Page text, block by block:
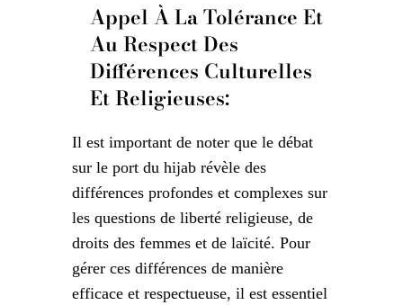
Appel À La Tolérance Et
Au Respect Des
Différences Culturelles
Et Religieuses:
Il est important de noter que le débat
sur le port du hijab révèle des
différences profondes et complexes sur
les questions de liberté religieuse, de
droits des femmes et de laïcité. Pour
gérer ces différences de manière
efficace et respectueuse, il est essentiel